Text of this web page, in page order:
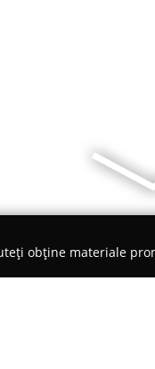
obține materiale